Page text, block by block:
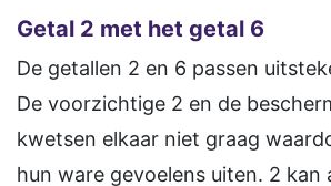
Getal 2 met het getal 6
De getallen 2 en 6 passen
De voorzichtige 2 en de
kwetsen elkaar niet graag
hun ware gevoelens uiten. 2 kan